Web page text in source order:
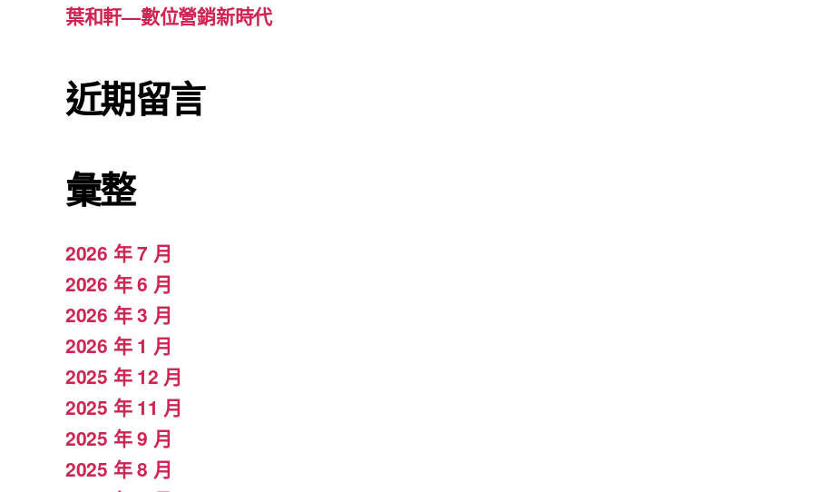
葉和軒—數位營銷新時代
近期留言
彙整
2026 年 7 月
2026 年 6 月
2026 年 3 月
2026 年 1 月
2025 年 12 月
2025 年 11 月
2025 年 9 月
2025 年 8 月